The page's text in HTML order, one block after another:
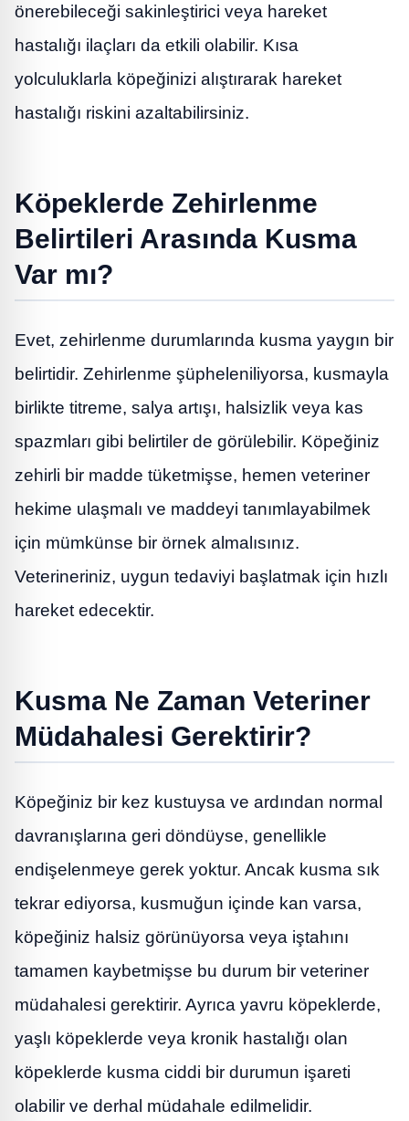
önerebileceği sakinleştirici veya hareket
hastalığı ilaçları da etkili olabilir. Kısa
yolculuklarla köpeğinizi alıştırarak hareket
hastalığı riskini azaltabilirsiniz.
Köpeklerde Zehirlenme
Belirtileri Arasında Kusma
Var mı?
Evet, zehirlenme durumlarında kusma yaygın bir
belirtidir. Zehirlenme şüpheleniliyorsa, kusmayla
birlikte titreme, salya artışı, halsizlik veya kas
spazmları gibi belirtiler de görülebilir. Köpeğiniz
zehirli bir madde tüketmişse, hemen veteriner
hekime ulaşmalı ve maddeyi tanımlayabilmek
için mümkünse bir örnek almalısınız.
Veterineriniz, uygun tedaviyi başlatmak için hızlı
hareket edecektir.
Kusma Ne Zaman Veteriner
Müdahalesi Gerektirir?
Köpeğiniz bir kez kustuysa ve ardından normal
davranışlarına geri döndüyse, genellikle
endişelenmeye gerek yoktur. Ancak kusma sık
tekrar ediyorsa, kusmuğun içinde kan varsa,
köpeğiniz halsiz görünüyorsa veya iştahını
tamamen kaybetmişse bu durum bir veteriner
müdahalesi gerektirir. Ayrıca yavru köpeklerde,
yaşlı köpeklerde veya kronik hastalığı olan
köpeklerde kusma ciddi bir durumun işareti
olabilir ve derhal müdahale edilmelidir.